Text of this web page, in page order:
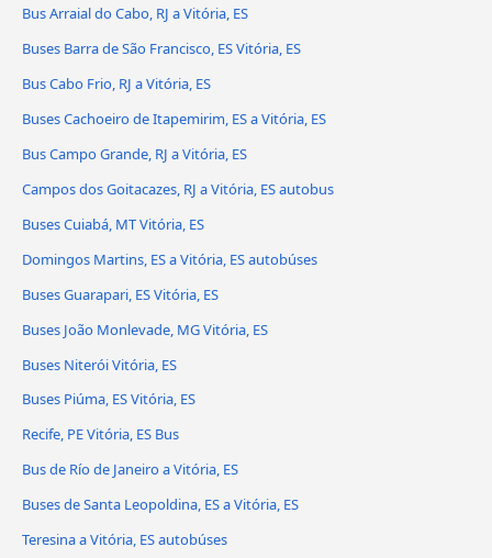
Bus Arraial do Cabo, RJ a Vitória, ES
Buses Barra de São Francisco, ES Vitória, ES
Bus Cabo Frio, RJ a Vitória, ES
Buses Cachoeiro de Itapemirim, ES a Vitória, ES
Bus Campo Grande, RJ a Vitória, ES
Campos dos Goitacazes, RJ a Vitória, ES autobus
Buses Cuiabá, MT Vitória, ES
Domingos Martins, ES a Vitória, ES autobúses
Buses Guarapari, ES Vitória, ES
Buses João Monlevade, MG Vitória, ES
Buses Niterói Vitória, ES
Buses Piúma, ES Vitória, ES
Recife, PE Vitória, ES Bus
Bus de Río de Janeiro a Vitória, ES
Buses de Santa Leopoldina, ES a Vitória, ES
Teresina a Vitória, ES autobúses